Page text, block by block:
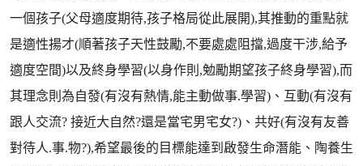
一個孩子(父母適度期待,孩子格局從此展開),其推動的重點就
是適性揚才(順著孩子天性鼓勵,不要處處阻擋,過度干涉,給予
適度空間)以及終身學習(以身作則,勉勵期望孩子終身學習),而
其理念則為自發(有沒有熱情,能主動做事.學習)、互動(有沒有
跟人交流? 接近大自然?還是當宅男宅女?)、共好(有沒有友善
對待人.事.物?),希望最後的目標能達到啟發生命潛能、陶養生